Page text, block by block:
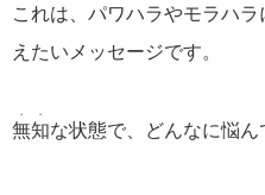
これは、パワハラやモラハ
えたいメッセージです。
無知
・・
な状態で、どんなに悩ん